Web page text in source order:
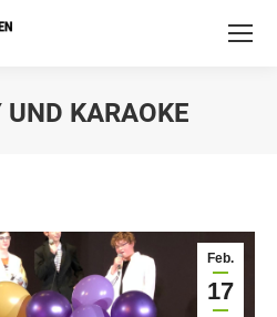
KARAOKE
Feb.
17